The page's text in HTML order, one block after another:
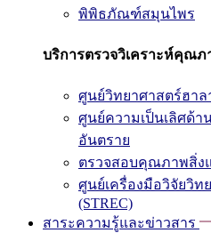
พิพิธภัณฑ์สมุนไพร
บริการตรวจวิเคราะห์คุณภ
ศูนย์วิทยาศาสตร์ฮาล
ศูนย์ความเป็นเลิศด้า
อันตราย
ตรวจสอบคุณภาพสิ่ง
ศูนย์เครื่องมือวิจัยวิท
(STREC)
สาระความรู้และข่าวสาร